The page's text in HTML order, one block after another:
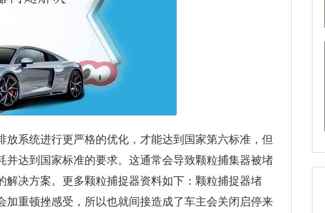
系统进行更严格的优化，才能达到国家第六标准，但
达到国家标准的要求。这通常会导致颗粒捕集器被堵
决方案。更多颗粒捕捉器资料如下：颗粒捕捉器堵
重顿挫感受，所以也就间接造成了车主会关闭启停来